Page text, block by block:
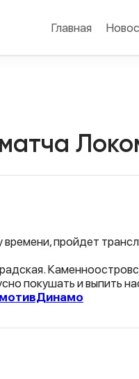
Главная
времени, пройдет
покушать и выпить